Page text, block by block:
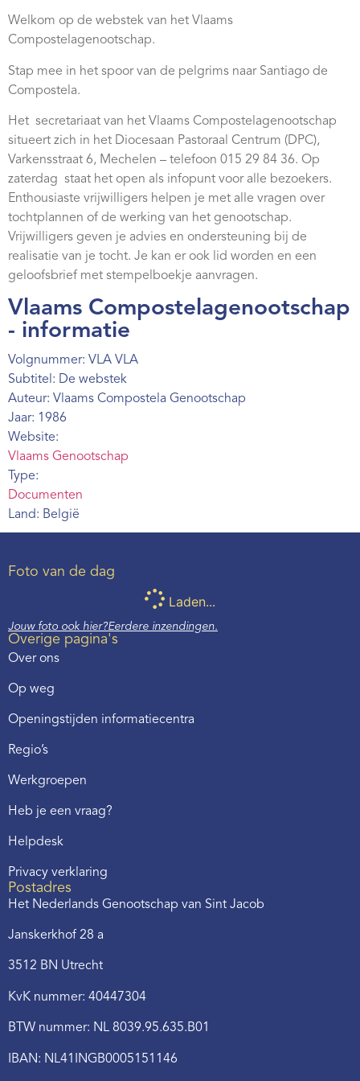
Webshop
Contact
Welkom op de webstek van het Vlaams
Compostelagenootschap.
Stap mee in het spoor van de pelgrims naar Santiago de
Compostela.
Het secretariaat van het Vlaams Compostelagenootschap
situeert zich in het Diocesaan Pastoraal Centrum (DPC),
Varkensstraat 6, Mechelen – telefoon 015 29 84 36. Op
zaterdag staat het open als infopunt voor alle bezoekers.
Enthousiaste vrijwilligers helpen je met alle vragen over
tochtplannen of de werking van het genootschap.
Vrijwilligers geven je advies en ondersteuning bij de
realisatie van je tocht. Je kan er ook lid worden en een
geloofsbrief met stempelboekje aanvragen.
Vlaams Compostelagenootschap
- informatie
Volgnummer: VLA VLA
Subtitel: De webstek
Auteur: Vlaams Compostela Genootschap
Jaar: 1986
Website:
Vlaams Genootschap
Type:
Documenten
Land: België
Foto van de dag
Laden...
Jouw foto ook hier?Eerdere inzendingen.
Overige pagina's
Over ons
Op weg
Openingstijden informatiecentra
Regio’s
Werkgroepen
Heb je een vraag?
Helpdesk
Privacy verklaring
Postadres
Het Nederlands Genootschap van Sint Jacob
Janskerkhof 28 a
3512 BN Utrecht
KvK nummer: 40447304
BTW nummer: NL 8039.95.635.B01
IBAN: NL41INGB0005151146